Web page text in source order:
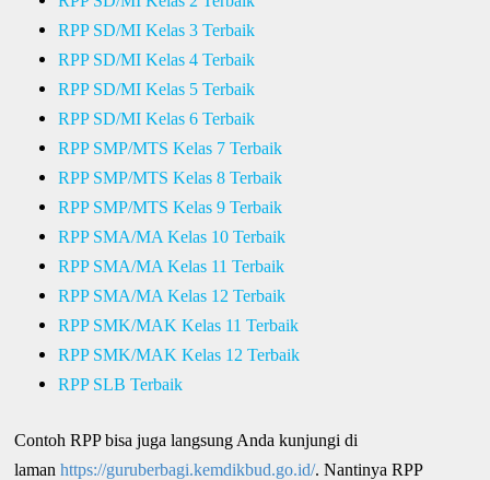
RPP SD/MI Kelas 3 Terbaik
RPP SD/MI Kelas 4 Terbaik
RPP SD/MI Kelas 5 Terbaik
RPP SD/MI Kelas 6 Terbaik
RPP SMP/MTS Kelas 7 Terbaik
RPP SMP/MTS Kelas 8 Terbaik
RPP SMP/MTS Kelas 9 Terbaik
RPP SMA/MA Kelas 10 Terbaik
RPP SMA/MA Kelas 11 Terbaik
RPP SMA/MA Kelas 12 Terbaik
RPP SMK/MAK Kelas 11 Terbaik
RPP SMK/MAK Kelas 12 Terbaik
RPP SLB Terbaik
Contoh RPP bisa juga langsung Anda kunjungi di
lamanhttps://guruberbagi.kemdikbud.go.id/. Nantinya RPP